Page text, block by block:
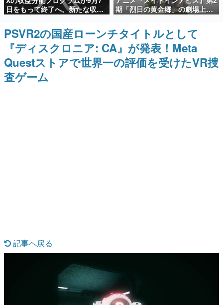
ど。多くの人々に読まれた、電ファミ渾身の“殿堂入り”記
事をまとめました。
ゲームの企画書
名作ゲームクリエイターの方々に製作時のエピソードをお
聞きし、ヒットする企画（ゲーム）とは何か？を探ってい
きます。
なんでゲームは面白い？
ゲーム開発者・hamatsu氏がゲームの魅力を画面や操作の
具体的な形から解き明かしていく、硬派で骨太な評論連載
日をもって終了へ。新たな収益
化制度「Original Content
Rewards Program」を発表
期「烈日の黄金郷」の劇場上映
が決定！レグ役・伊瀬茉莉也さ
んらが登壇する舞台挨拶も実施
PSVR2の国産ローンチタイトルとして
『ディスクロニア: CA』が発表！Meta
Questストアで世界一の評価を受けたVR捜
査ゲーム
記事へ戻る